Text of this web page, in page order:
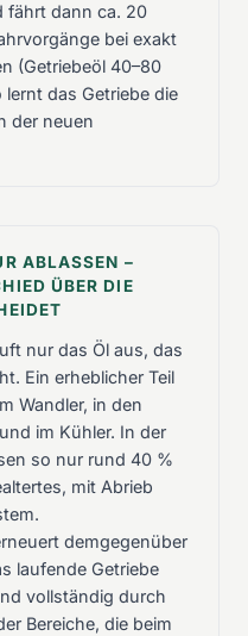
fährt dann ca. 20
bei exakt
(Getriebeöl 40–80
das Getriebe die
der neuen
ABLASSEN –
ÜBER DIE
nur das Öl aus, das
Ein erheblicher Teil
Wandler, in den
im Kühler. In der
so nur rund 40 %
mit Abrieb
demgegenüber
laufende Getriebe
vollständig durch
Bereiche, die beim